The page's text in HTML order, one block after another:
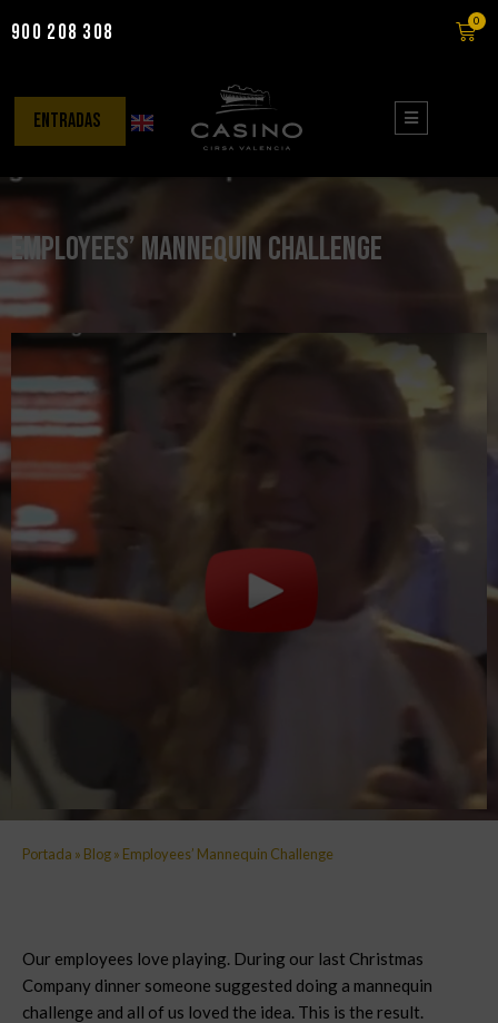
contenido
900 208 308 0
entradas
Employees’ Mannequin Challenge
Portada » Blog» Employees’ Mannequin Challenge
Our employees love playing. During our last Christmas
Company dinner someone suggested doing a mannequin
challenge and all of us loved the idea. This is the result.